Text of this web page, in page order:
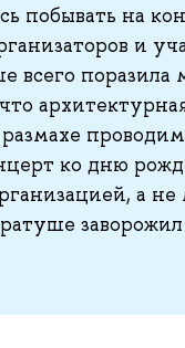
побывать на
и
всего поразила
ко дню
а не
заворожил